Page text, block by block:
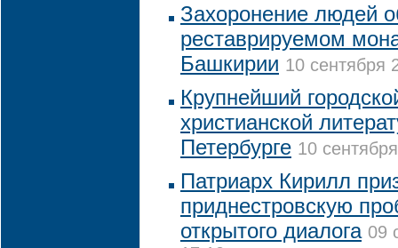
Захоронение людей
реставрируемом
Башкирии 10 сентября
Крупнейший
христианской
Петербурге 10
Патриарх Кирилл
приднестровскую
открытого диалога 09